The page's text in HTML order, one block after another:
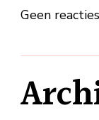
Geen